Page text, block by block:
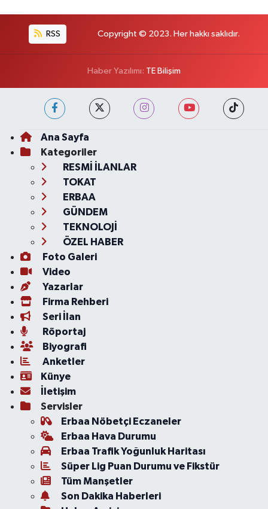
RSS Copyright © 2023. Her hakkı saklıdır.
Haber Yazılımı: TE Bilişim
Ana Sayfa
Kategoriler
RESMİ İLANLAR
TOKAT
ERBAA
GÜNDEM
TEKNOLOJİ
ÖZEL HABER
Foto Galeri
Video
Yazarlar
Firma Rehberi
Seri İlan
Röportaj
Biyografi
Anketler
Künye
İletişim
Servisler
Erbaa Nöbetçi Eczaneler
Erbaa Hava Durumu
Erbaa Trafik Yoğunluk Haritası
Süper Lig Puan Durumu ve Fikstür
Tüm Manşetler
Son Dakika Haberleri